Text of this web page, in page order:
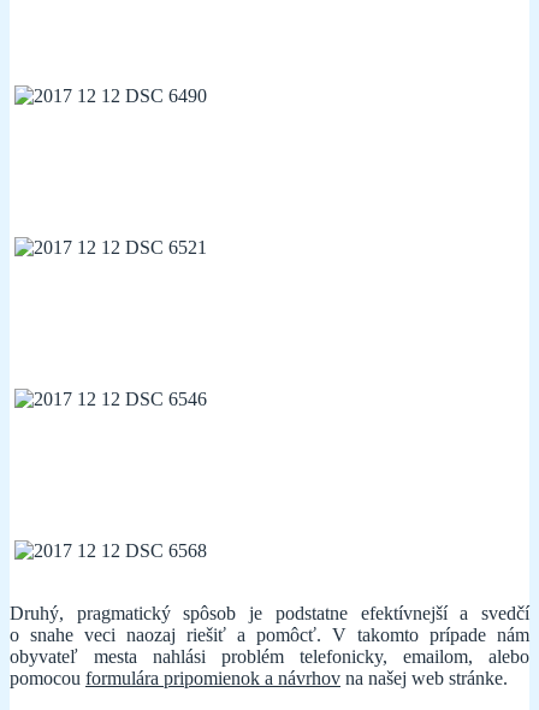
Druhý, pragmatický spôsob je podstatne efektívnejší a svedčí
o snahe veci naozaj riešiť a pomôcť. V takomto prípade nám
obyvateľ mesta nahlási problém telefonicky, emailom, alebo
pomocou formulára pripomienok a návrhov na našej web stránke.